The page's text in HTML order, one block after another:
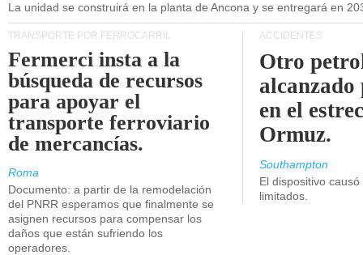
La unidad se construirá en la planta de Ancona y se entregará en
TRANSPORTE POR FERROCARRIL
Fermerci insta a la
búsqueda de recursos
para apoyar el
transporte ferroviario
de mercancías.
Roma
Documento: a partir de la remodelación
del PNRR esperamos que finalmente se
asignen recursos para compensar los
daños que están sufriendo los
operadores.
ACCIDENTES
Otro
en el
Ormuz.
Southampton
El dispositivo
limitados.